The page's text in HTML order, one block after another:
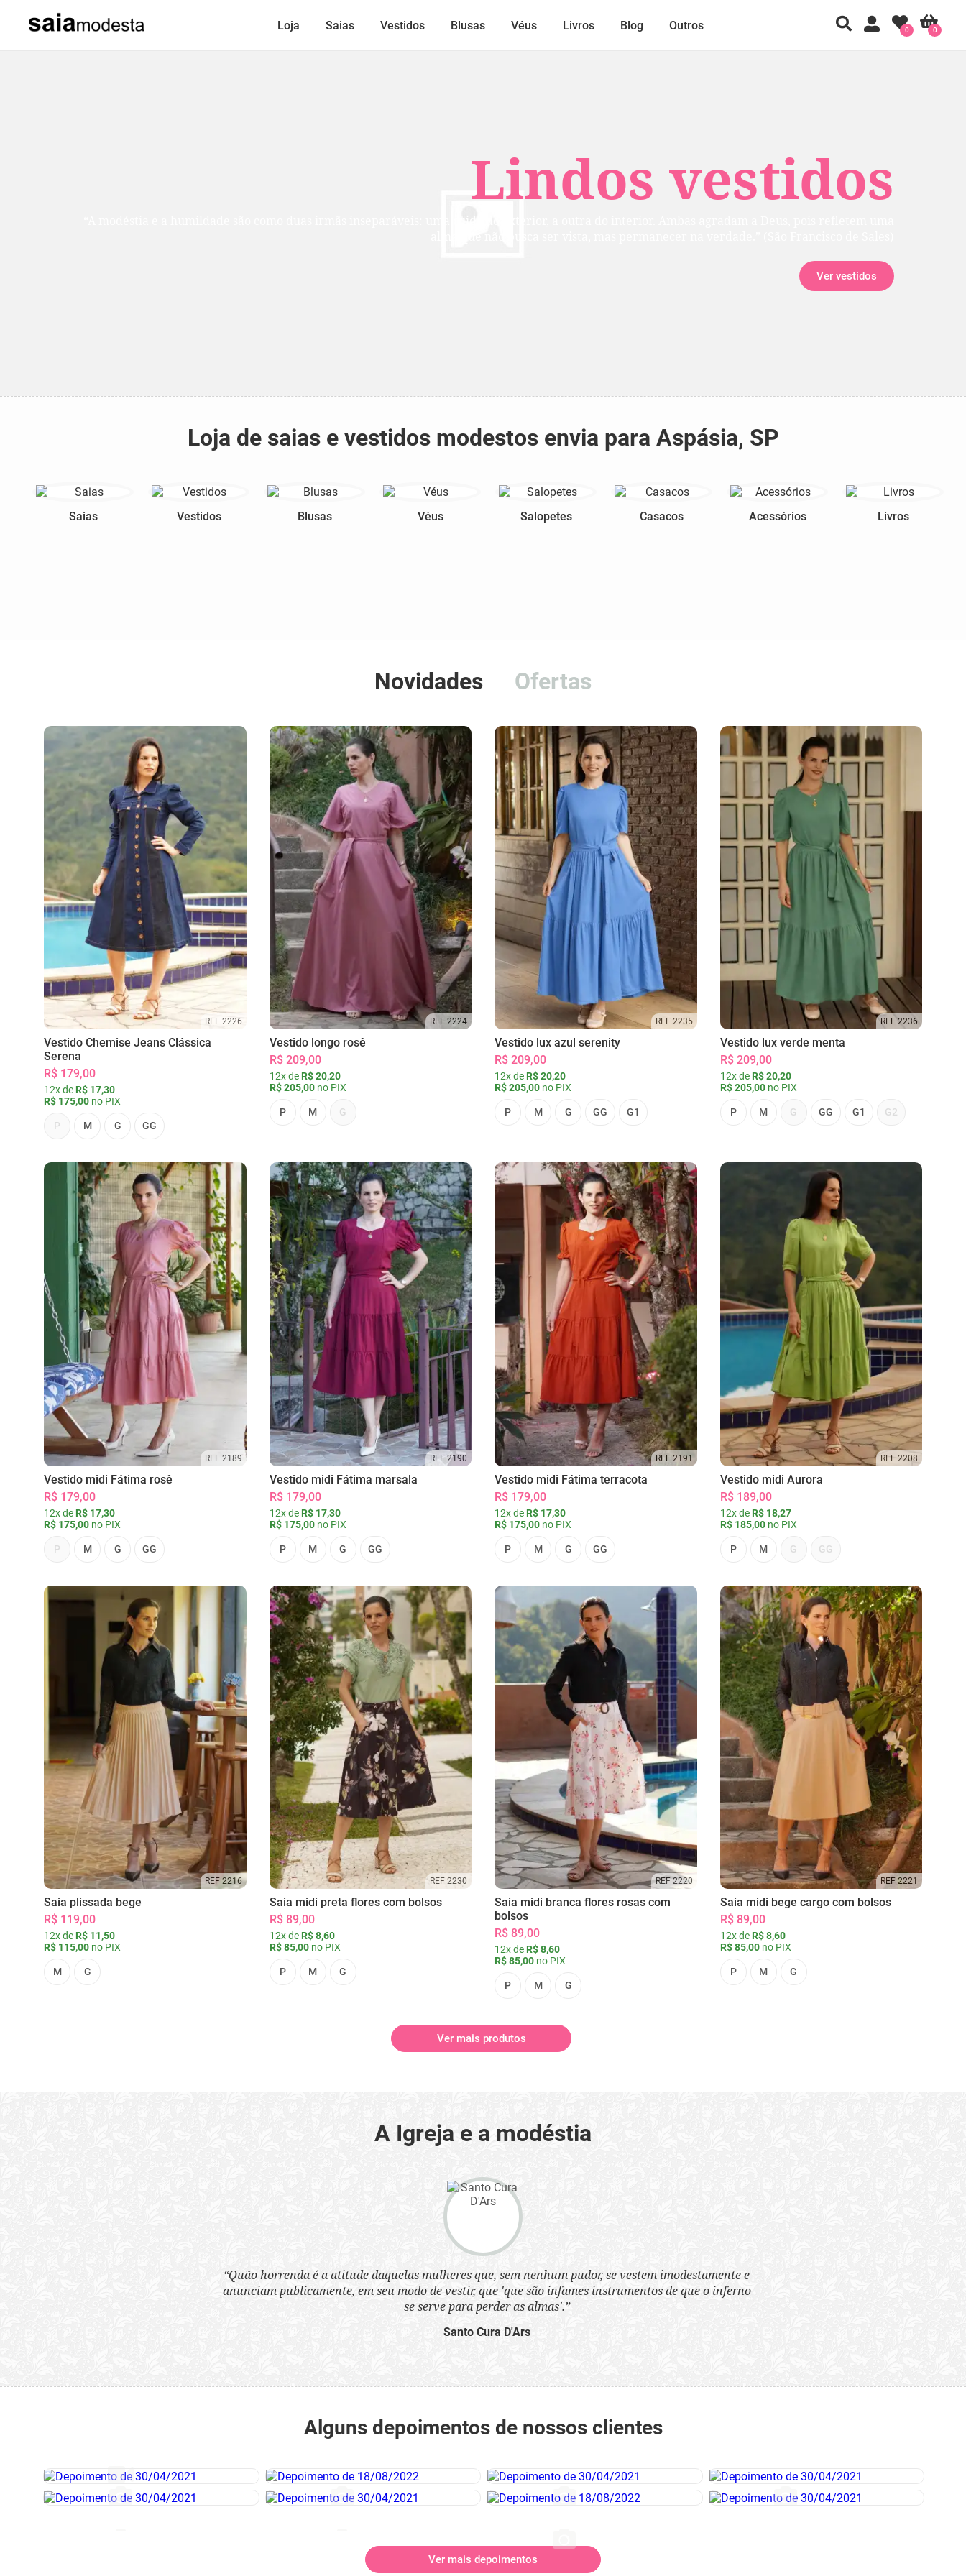
Lindos vestidos
Ver vestidos
Loja Saias Vestidos Blusas Véus Livros Blog Outros 0
0
Loja de saias e vestidos modestos envia para Aspásia, SP
Saias Vestidos Blusas Véus Salopetes Casacos Acessórios Livros
Novidades Ofertas
REF 2226
Vestido Chemise Jeans Clássica
Serena
R$ 179,00
12x de R$ 17,30
R$ 175,00 no PIX
P M G GG
REF 2224
Vestido longo rosê
R$ 209,00
12x de R$ 20,20
R$ 205,00no PIX
P M G
REF 2235
Vestido lux azul serenity
R$ 209,00
12x de R$ 20,20
R$ 205,00 no PIX
P M G GG G1
REF 2236
Vestido lux verde menta
R$ 209,00
12x de R$ 20,20
R$ 205,00no PIX
P M G GG G1 G2
REF 2189
Vestido midi Fátima rosê
R$ 179,00
12x de R$ 17,30
R$ 175,00 no PIX
P M G GG
REF 2190
Vestido midi Fátima marsala
R$ 179,00
12x de R$ 17,30
R$ 175,00no PIX
P M G GG
REF 2191
Vestido midi Fátima terracota
R$ 179,00
12x de R$ 17,30
R$ 175,00 no PIX
P M G GG
REF 2208
Vestido midi Aurora
R$ 189,00
12x de R$ 18,27
R$ 185,00no PIX
P M G GG
REF 2216
Saia plissada bege
R$ 119,00
12x de R$ 11,50
R$ 115,00 no PIX
M G
REF 2230
Saia midi preta flores com bolsos
R$ 89,00
12x de R$ 8,60
R$ 85,00no PIX
P M G
REF 2220
Saia midi branca flores rosas com
bolsos
R$ 89,00
12x de R$ 8,60
R$ 85,00 no PIX
P M G
REF 2221
Saia midi bege cargo com bolsos
R$ 89,00
12x de R$ 8,60
R$ 85,00no PIX
P M G
Ver mais produtos
A Igreja e a modéstia
“Quão horrenda é a atitude daquelas mulheres que, sem nenhum pudor, se vestem imodestamente e
anunciam publicamente, em seu modo de vestir, que 'que são infames instrumentos de que o inferno
se serve para perder as almas'.”
Santo Cura D'Ars
Alguns depoimentos de nossos clientes
Ver mais depoimentos